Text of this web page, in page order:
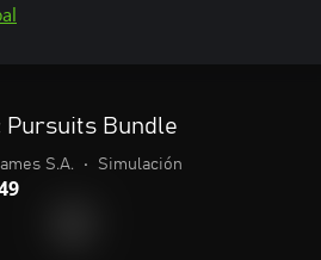
Pursuits Bundle
S.A. • Simulación